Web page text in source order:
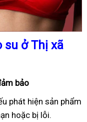
su ở Thị xã
bảo
phát hiện sản phẩm
hoặc bị lỗi.